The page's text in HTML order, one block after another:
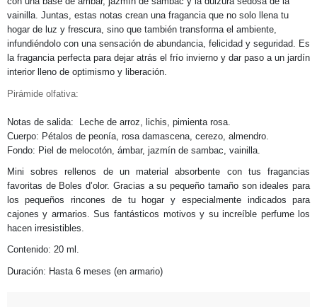
vainilla. Juntas, estas notas crean una fragancia que no solo llena tu
hogar de luz y frescura, sino que también transforma el ambiente,
infundiéndolo con una sensación de abundancia, felicidad y seguridad. Es
la fragancia perfecta para dejar atrás el frío invierno y dar paso a un jardín
interior lleno de optimismo y liberación.
Pirámide olfativa:
Notas de salida: Leche de arroz, lichis, pimienta rosa.
Cuerpo: Pétalos de peonía, rosa damascena, cerezo, almendro.
Fondo: Piel de melocotón, ámbar, jazmín de sambac, vainilla.
Mini sobres rellenos de un material absorbente con tus fragancias
favoritas de Boles d’olor. Gracias a su pequeño tamaño son ideales para
los pequeños rincones de tu hogar y especialmente indicados para
cajones y armarios. Sus fantásticos motivos y su increíble perfume los
hacen irresistibles.
Contenido: 20 ml.
Duración: Hasta 6 meses (en armario)